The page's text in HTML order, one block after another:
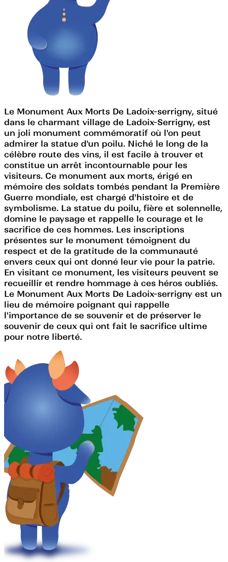
Le Monument Aux Morts De Ladoix-serrigny, situé
dans le charmant village de Ladoix-Serrigny, est
un joli monument commémoratif où l'on peut
admirer la statue d'un poilu. Niché le long de la
célèbre route des vins, il est facile à trouver et
constitue un arrêt incontournable pour les
visiteurs. Ce monument aux morts, érigé en
mémoire des soldats tombés pendant la Première
Guerre mondiale, est chargé d'histoire et de
symbolisme. La statue du poilu, fière et solennelle,
domine le paysage et rappelle le courage et le
sacrifice de ces hommes. Les inscriptions
présentes sur le monument témoignent du
respect et de la gratitude de la communauté
envers ceux qui ont donné leur vie pour la patrie.
En visitant ce monument, les visiteurs peuvent se
recueillir et rendre hommage à ces héros oubliés.
Le Monument Aux Morts De Ladoix-serrigny est un
lieu de mémoire poignant qui rappelle
l'importance de se souvenir et de préserver le
souvenir de ceux qui ont fait le sacrifice ultime
pour notre liberté.